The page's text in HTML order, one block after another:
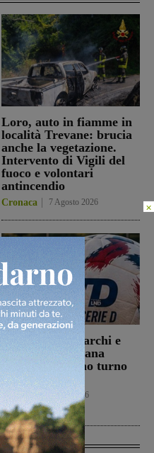
Loro, auto in fiamme in
località Trevane: brucia
anche la vegetazione.
Intervento di Vigili del
fuoco e volontari
antincendio
Cronaca 7 Agosto 2026
Aquila Montevarchi e
Terranova Traiana
contro nel primo turno
di Coppa Italia
Calcio 7 Agosto 2026
×